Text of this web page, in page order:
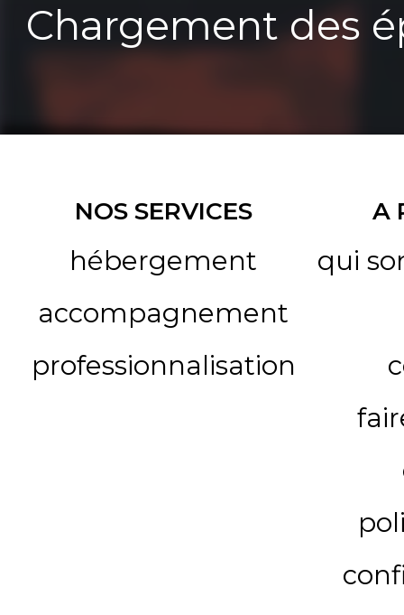
Chargement des
NOS SERVICES
hébergement
accompagnement
professionnalisation
A
qui